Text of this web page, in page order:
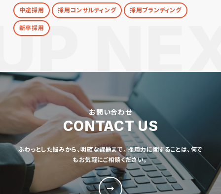
中途採用 採用コンサルティング 採用ブランディング
新卒採用
お問い合わせ
CONTACT US
ふわっとした悩みから、明確な課題まで。採用力に関することは、何で
もお気軽にご相談ください。